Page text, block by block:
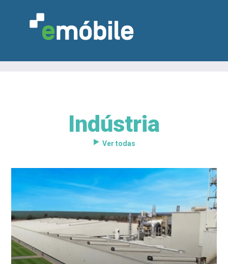
MARCENARIA
DESIGN & DECORAÇÃO
NOTÍCIAS
Indústria
Ver todas